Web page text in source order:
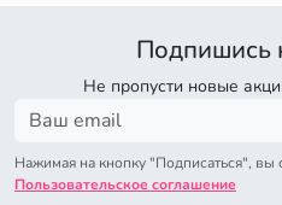
Подпишись
Не пропусти новые
Нажимая на кнопку "Подписаться", вы
Пользовательское соглашение